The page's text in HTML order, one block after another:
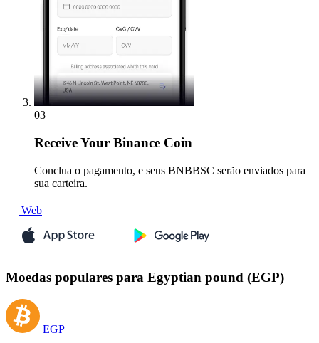
03
ReceiveYour Binance Coin
Conclua o pagamento, e seus BNBBSC serão enviados para
sua carteira.
Web
Moedas populares para Egyptian pound (EGP)
EGP